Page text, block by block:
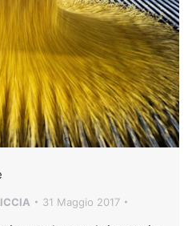
31 Maggio 2017